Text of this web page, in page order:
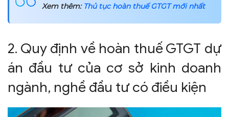
Xem thêm: Thủ tục hoàn thuế GTGT mới nhất
2. Quy định về hoàn thuế GTGT dự
án đầu tư của cơ sở kinh doanh
ngành, nghề đầu tư có điều kiện